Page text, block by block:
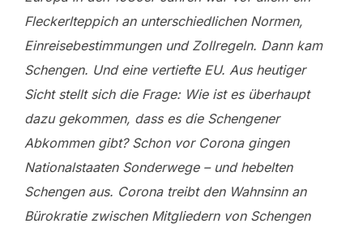
Fleckerlteppich an unterschiedlichen Normen,
Einreisebestimmungen und Zollregeln. Dann kam
Schengen. Und eine vertiefte EU. Aus heutiger
Sicht stellt sich die Frage: Wie ist es überhaupt
dazu gekommen, dass es die Schengener
Abkommen gibt? Schon vor Corona gingen
Nationalstaaten Sonderwege – und hebelten
Schengen aus. Corona treibt den Wahnsinn an
Bürokratie zwischen Mitgliedern von Schengen